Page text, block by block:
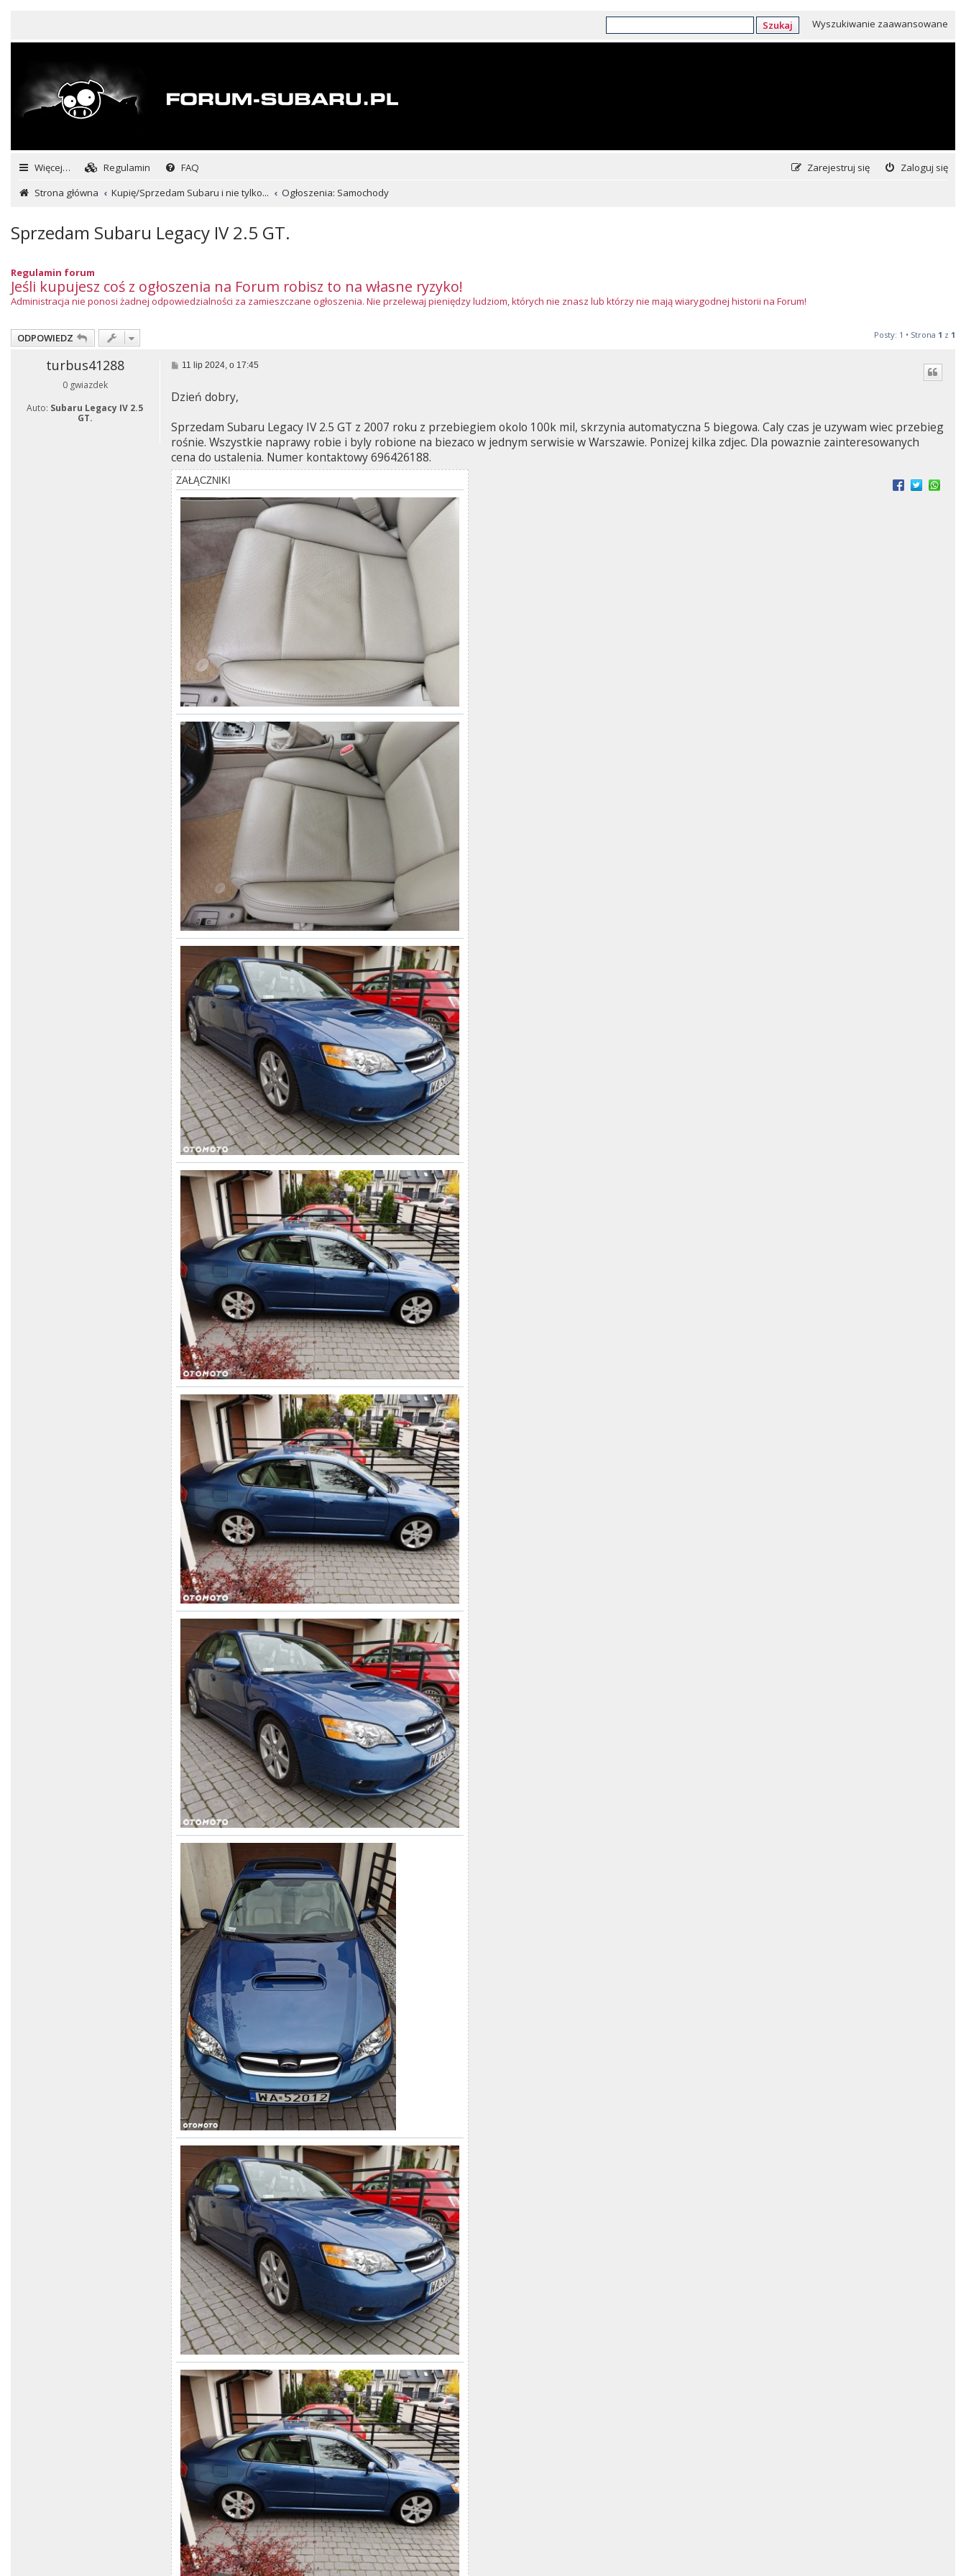
Szukaj Wyszukiwanie zaawansowane
Więcej… Regulamin FAQ Zaloguj się
Zarejestruj się
Strona główna
Kupię/Sprzedam Subaru i nie tylko... Ogłoszenia: Samochody
Sprzedam Subaru Legacy IV 2.5 GT.
Regulamin forum
Jeśli kupujesz coś z ogłoszenia na Forum robisz to na własne ryzyko!
Administracja nie ponosi żadnej odpowiedzialności za zamieszczane ogłoszenia. Nie przelewaj pieniędzy ludziom, których nie znasz lub którzy nie mają wiarygodnej historii na Forum!
ODPOWIEDZ Posty: 1 • Strona 1 z 1
turbus41288
0 gwiazdek
Auto: Subaru Legacy IV 2.5
GT.
P
t
11 lip 2024, o 17:45
Dzień dobry,
Sprzedam Subaru Legacy IV 2.5 GT z 2007 roku z przebiegiem okolo 100k mil, skrzynia automatyczna 5 biegowa. Caly czas je uzywam wiec przebieg
rośnie. Wszystkie naprawy robie i byly robione na biezaco w jednym serwisie w Warszawie. Ponizej kilka zdjec. Dla powaznie zainteresowanych
cena do ustalenia. Numer kontaktowy 696426188.
ZAŁĄCZNIKI